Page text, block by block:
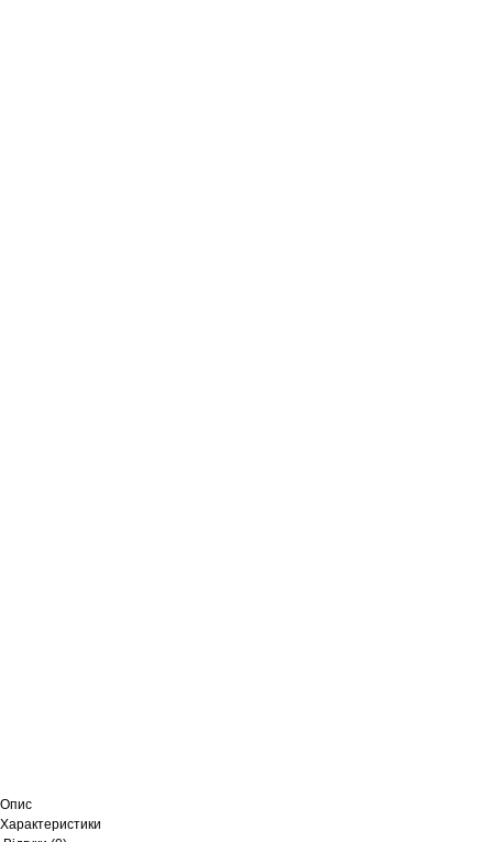
Опис
Характеристики